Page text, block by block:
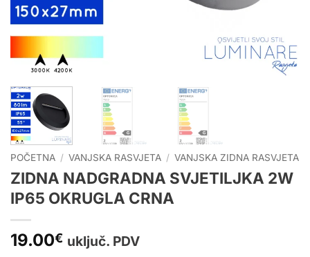
POČETNA / VANJSKA RASVJETA / VANJSKA ZIDNA RASVJETA
ZIDNA NADGRADNA SVJETILJKA 2W
IP65 OKRUGLA CRNA
19.00€ uključ. PDV